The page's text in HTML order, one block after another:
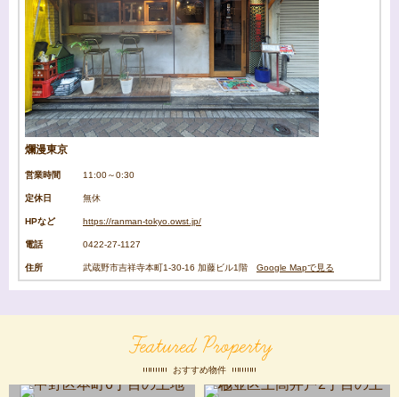
爛漫東京
営業時間 11:00～0:30
定休日 無休
HPなど https://ranman-tokyo.owst.jp/
電話 0422-27-1127
住所 武蔵野市吉祥寺本町1-30-16 加藤ビル1階 Google Mapで見る
Featured Property
おすすめ物件